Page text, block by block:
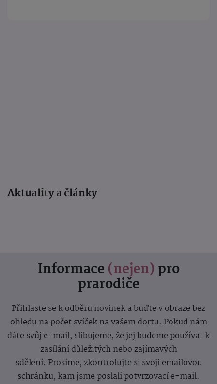
Aktuality a články
Informace (nejen) pro
prarodiče
Přihlaste se k odběru novinek a buďte v obraze bez
ohledu na počet svíček na vašem dortu. Pokud nám
dáte svůj e-mail, slibujeme, že jej budeme používat k
zasílání důležitých nebo zajímavých
sdělení. Prosíme, zkontrolujte si svoji emailovou
schránku, kam jsme poslali potvrzovací e-mail.